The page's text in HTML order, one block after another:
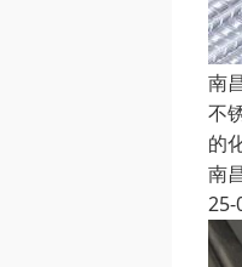
南
不
的
南
25-